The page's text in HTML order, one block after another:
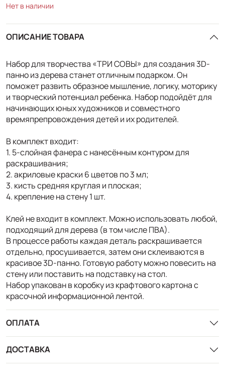
Нет в наличии
ОПИСАНИЕ ТОВАРА
Набор для творчества «ТРИ СОВЫ» для создания 3D-
панно из дерева станет отличным подарком. Он
поможет развить образное мышление, логику, моторику
и творческий потенциал ребенка. Набор подойдёт для
начинающих юных художников и совместного
времяпрепровождения детей и их родителей.
В комплект входит:
1. 5-слойная фанера с нанесённым контуром для
раскрашивания;
2. акриловые краски 6 цветов по 3 мл;
3. кисть средняя круглая и плоская;
4. крепление на стену 1 шт.
Клей не входит в комплект. Можно использовать любой,
подходящий для дерева (в том числе ПВА).
В процессе работы каждая деталь раскрашивается
отдельно, просушивается, затем они склеиваются в
красивое 3D-панно. Готовую работу можно повесить на
стену или поставить на подставку на стол.
Набор упакован в коробку из крафтового картона с
красочной информационной лентой.
ОПЛАТА
ДОСТАВКА